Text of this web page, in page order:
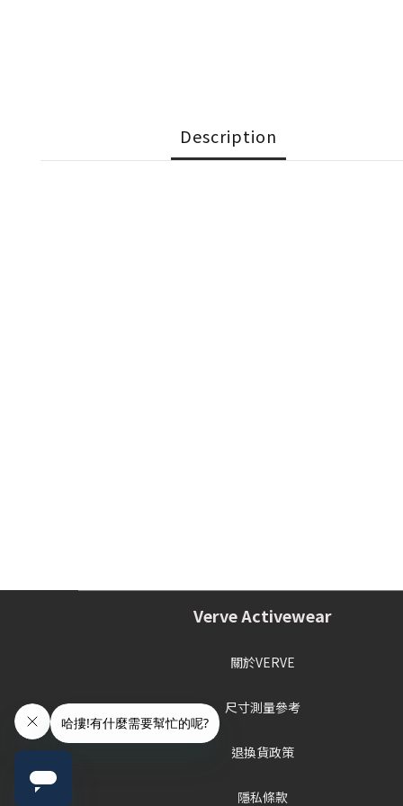
Description
Verve Activewear
關於VERVE
尺寸測量參考
退換貨政策
隱私條款